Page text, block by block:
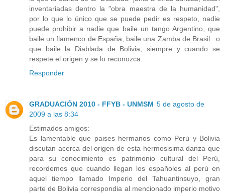
inventariadas dentro la "obra maestra de la humanidad",
por lo que lo único que se puede pedir es respeto, nadie
puede prohibir a nadie que baile un tango Argentino, que
baile un flamenco de España, baile una Zamba de Brasil...o
que baile la Diablada de Bolivia, siempre y cuando se
respete el origen y se lo reconozca.
Responder
GRADUACIÓN 2010 - FFYB - UNMSM 5 de agosto de
2009 a las 8:34
Estimados amigos:
Es lamentable que paises hermanos como Perú y Bolivia
discutan acerca del origen de esta hermosisima danza que
para su conocimiento es patrimonio cultural del Perú,
recordemos que cuando llegan los españoles al perú en
aquel tiempo llamado Imperio del Tahuantinsuyo, gran
parte de Bolivia correspondia al mencionado imperio motivo